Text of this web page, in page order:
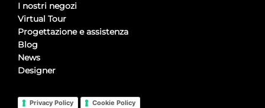
I nostri negozi
Virtual Tour
Progettazione e assistenza
Blog
News
Designer
Privacy Policy Cookie Policy